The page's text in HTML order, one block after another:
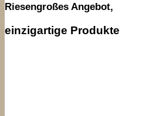
Riesengroßes Angebot,
einzigartige Produkte